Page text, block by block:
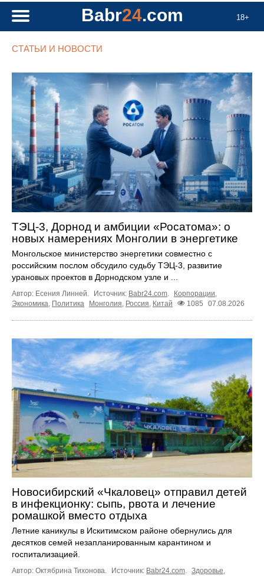
18+
Babr24.com
СТАТЬИ И НОВОСТИ
ТЭЦ-3, Дорнод и амбиции «Росатома»: о
новых намерениях Монголии в энергетике
Монгольское министерство энергетики совместно с
российским послом обсудило судьбу ТЭЦ‑3, развитие
урановых проектов в Дорнодском узле и ...
Автор: Есения Линней. Источник: Babr24.com Корпорации
Экономика Политика Монголия Россия Китай 1085 07.08.2026
Новосибирский «Чкаловец» отправил детей
в инфекционку: сыпь, рвота и лечение
ромашкой вместо отдыха
Летние каникулы в Искитимском районе обернулись для
десятков семей незапланированным карантином и
госпитализацией.
Автор: Октябрина Тихонова. Источник: Babr24.com. Здоровье,